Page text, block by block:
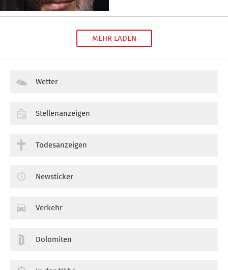
MEHR LADEN
Wetter
Stellenanzeigen
Todesanzeigen
Newsticker
Verkehr
Dolomiten